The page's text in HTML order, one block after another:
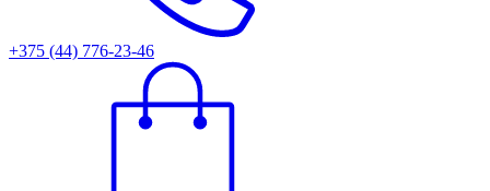
+375 (44) 776-23-46